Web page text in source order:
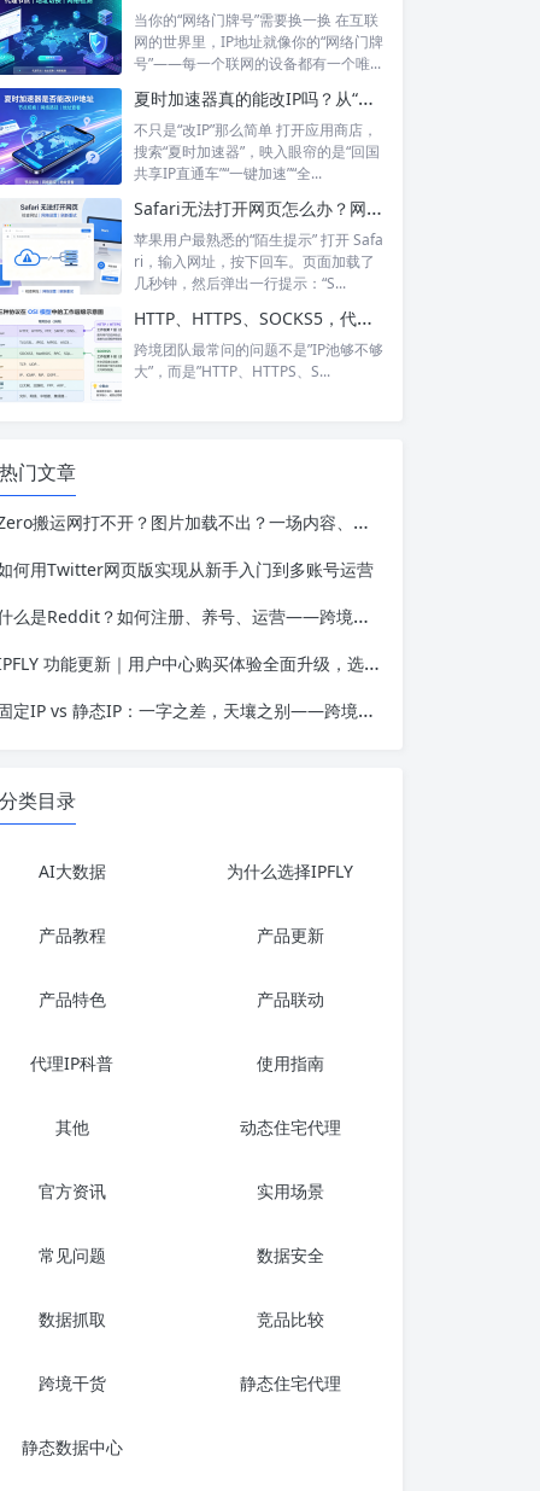
当你的“网络门牌号”需要换一换 在互联
网的世界里，IP地址就像你的“网络门牌
号”——每一个联网的设备都有一个唯...
夏时加速器真的能改IP吗？从“换IP”到“回国加速”，功能边界在哪里？
不只是“改IP”那么简单 打开应用商店，
搜索“夏时加速器”，映入眼帘的是“回国
共享IP直通车”“一键加速”“全...
Safari无法打开网页怎么办？网络正常却打不开？6个步骤帮你彻底搞定
苹果用户最熟悉的“陌生提示” 打开 Safa
ri，输入网址，按下回车。页面加载了
几秒钟，然后弹出一行提示：“S...
HTTP、HTTPS、SOCKS5，代理IP的三种协议到底怎么选？
跨境团队最常问的问题不是”IP池够不够
大”，而是”HTTP、HTTPS、S...
热门文章
搬运网打不开？图片加载不出？一场内容、用户与网络可用性的三角博弈
何用Twitter网页版实现从新手入门到多账号运营
么是Reddit？如何注册、养号、运营——跨境人必备的社区平台认知框架
功能更新｜用户中心购买体验全面升级，选购代理IP更高效、更便捷
定IP vs 静态IP：一字之差，天壤之别——跨境业务选错IP类型的代价有多高？
分类目录
AI大数据 为什么选择IPFLY
产品教程 产品更新
产品特色 产品联动
代理IP科普 使用指南
其他 动态住宅代理
官方资讯 实用场景
常见问题 数据安全
数据抓取 竞品比较
跨境干货 静态住宅代理
静态数据中心